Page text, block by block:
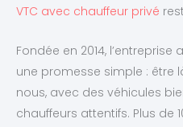
VTC avec chauffeur privé
Fondée en 2014,
une promesse simple : être
nous, avec des véhicules
chauffeurs attentifs. Plus de